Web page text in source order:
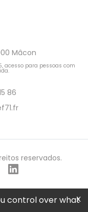
Mâcon
acesso para pessoas com
86
reservados.
X
control over what